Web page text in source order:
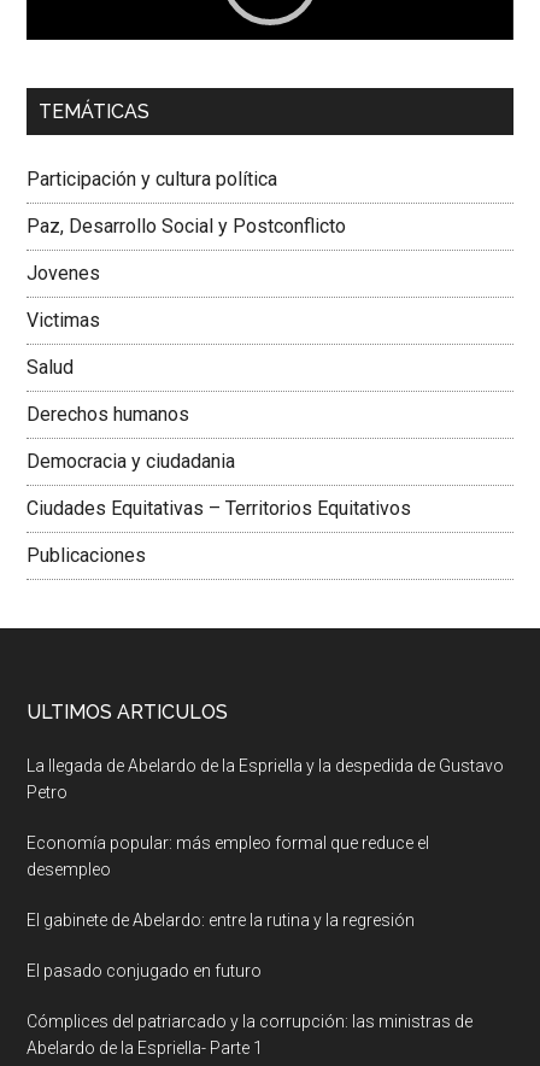
00:00 01:04
Colombiana
TEMÁTICAS
Participación y cultura política
Paz, Desarrollo Social y Postconflicto
Jovenes
Victimas
Salud
Derechos humanos
Democracia y ciudadania
Ciudades Equitativas – Territorios Equitativos
Publicaciones
ULTIMOS ARTICULOS
La llegada de Abelardo de la Espriella y la despedida de Gustavo
Petro
Economía popular: más empleo formal que reduce el
desempleo
El gabinete de Abelardo: entre la rutina y la regresión
El pasado conjugado en futuro
Cómplices del patriarcado y la corrupción: las ministras de
Abelardo de la Espriella- Parte 1